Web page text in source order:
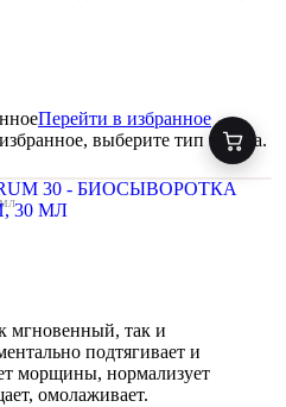
Перейти в избранное
выберите тип товара.
мгновенный, так и
подтягивает и
морщины, нормализует
омолаживает.